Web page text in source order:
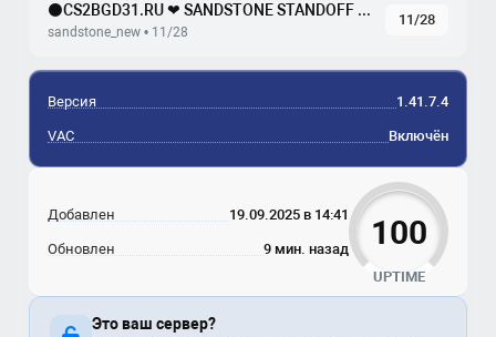
⚫CS2BGD31.RU ❤ SANDSTONE STANDOFF️ [!VIPTEST,!SKINS]
sandstone_new • 11/28
11/28
Версия 1.41.7.4
VAC Включён
Добавлен 19.09.2025 в 14:41
Обновлен 9 мин. назад 100
UPTIME
Это ваш сервер?